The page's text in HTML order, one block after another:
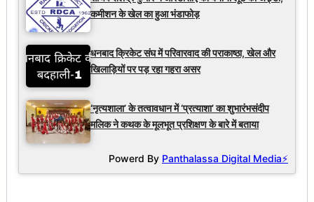
कमीशन के खेल का हुआ भंडाफोड़
धनबाद क्रिकेट संघ में परिवारवाद की पराकाष्ठा, खेल और
खिलाड़ियों पर पड़ रहा गहरा असर
‘नृत्यशाला’ के तत्वावधान में ‘प्रत्याशा’ का शुभारंभसंदीप
मलिक ने कथक के मूलभूत प्रशिक्षण के बारे में बताया
Powerd By Panthalassa Digital Media⚡